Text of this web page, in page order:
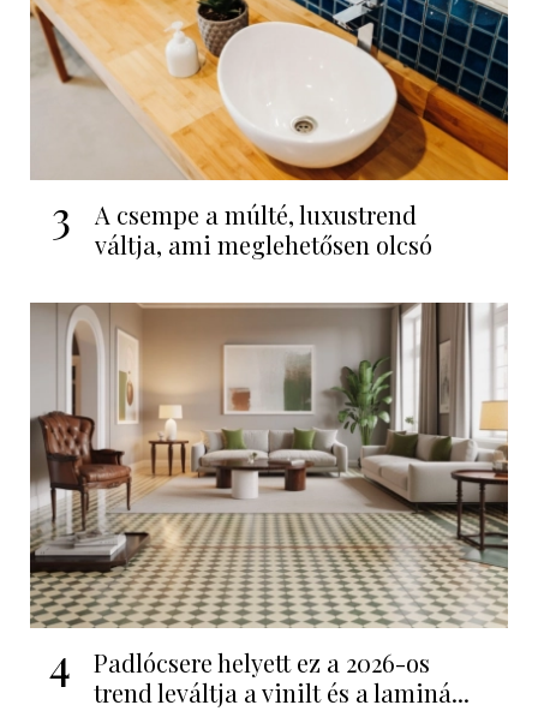
3
A csempe a múlté, luxustrend
váltja, ami meglehetősen olcsó
4
Padlócsere helyett ez a 2026-os
trend leváltja a vinilt és a laminá...